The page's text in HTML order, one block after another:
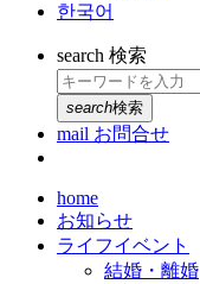
한국어
search 検索
search検索
mail お問合せ
home
お知らせ
ライフイベント
結婚・離婚